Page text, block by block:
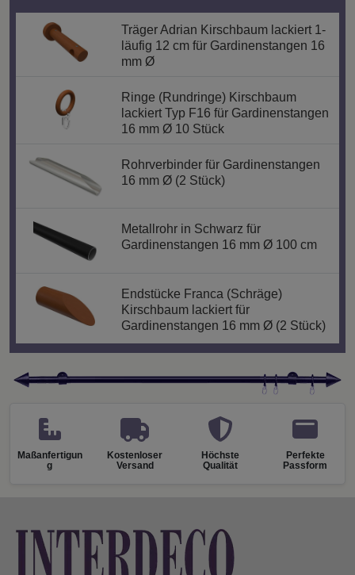
Träger Adrian Kirschbaum lackiert 1-
läufig 12 cm für Gardinenstangen 16
mm Ø
Ringe (Rundringe) Kirschbaum
lackiert Typ F16 für Gardinenstangen
16 mm Ø 10 Stück
Rohrverbinder für Gardinenstangen
16 mm Ø (2 Stück)
Metallrohr in Schwarz für
Gardinenstangen 16 mm Ø 100 cm
Endstücke Franca (Schräge)
Kirschbaum lackiert für
Gardinenstangen 16 mm Ø (2 Stück)
Maßanfertigun
g
Kostenloser
Versand
Höchste
Qualität
Perfekte
Passform